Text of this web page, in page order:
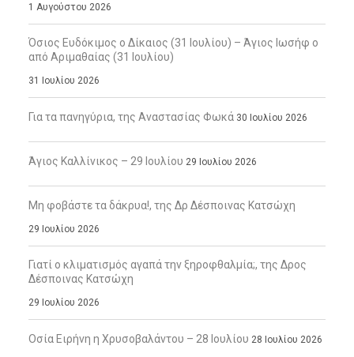
1 Αυγούστου 2026
Όσιος Ευδόκιμος ο Δίκαιος (31 Ιουλίου) – Άγιος Ιωσήφ ο
από Αριμαθαίας (31 Ιουλίου)
31 Ιουλίου 2026
Για τα πανηγύρια, της Αναστασίας Φωκά 30 Ιουλίου 2026
Άγιος Καλλίνικος – 29 Ιουλίου 29 Ιουλίου 2026
Μη φοβάστε τα δάκρυα!, της Δρ Δέσποινας Κατσώχη
29 Ιουλίου 2026
Γιατί ο κλιματισμός αγαπά την ξηροφθαλμία;, της Δρος
Δέσποινας Κατσώχη
29 Ιουλίου 2026
Οσία Ειρήνη η Χρυσοβαλάντου – 28 Ιουλίου 28 Ιουλίου 2026